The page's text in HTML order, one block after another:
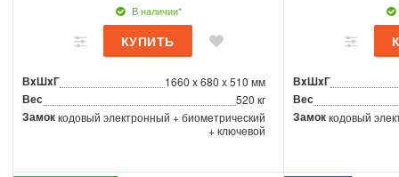
В наличии*
ВxШxГ 1660 x 680 x 510 мм
Вес 520 кг
Замоккодовый электронный + биометрический
+ ключевой
ВxШxГ
Вес
Замоккодовый